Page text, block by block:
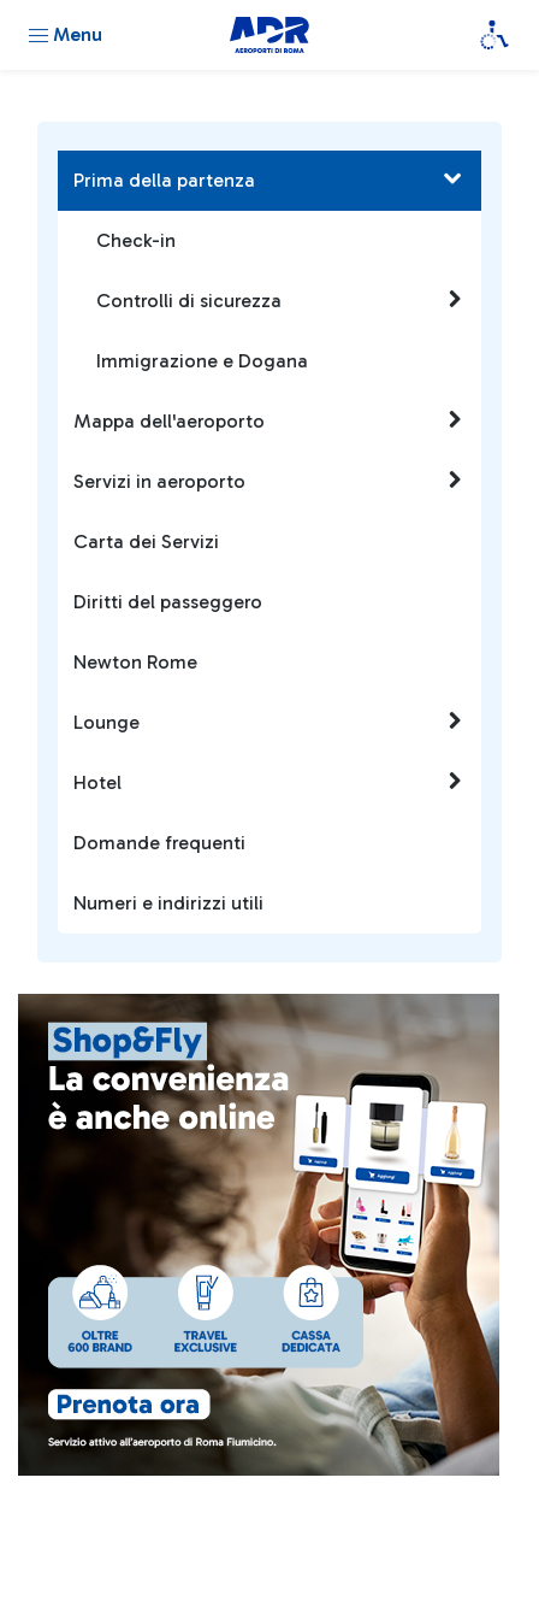
Menu
Prima della partenza
Check-in
Controlli di sicurezza
Immigrazione e Dogana
Mappa dell'aeroporto
Servizi in aeroporto
Carta dei Servizi
Diritti del passeggero
Newton Rome
Lounge
Hotel
Domande frequenti
Numeri e indirizzi utili